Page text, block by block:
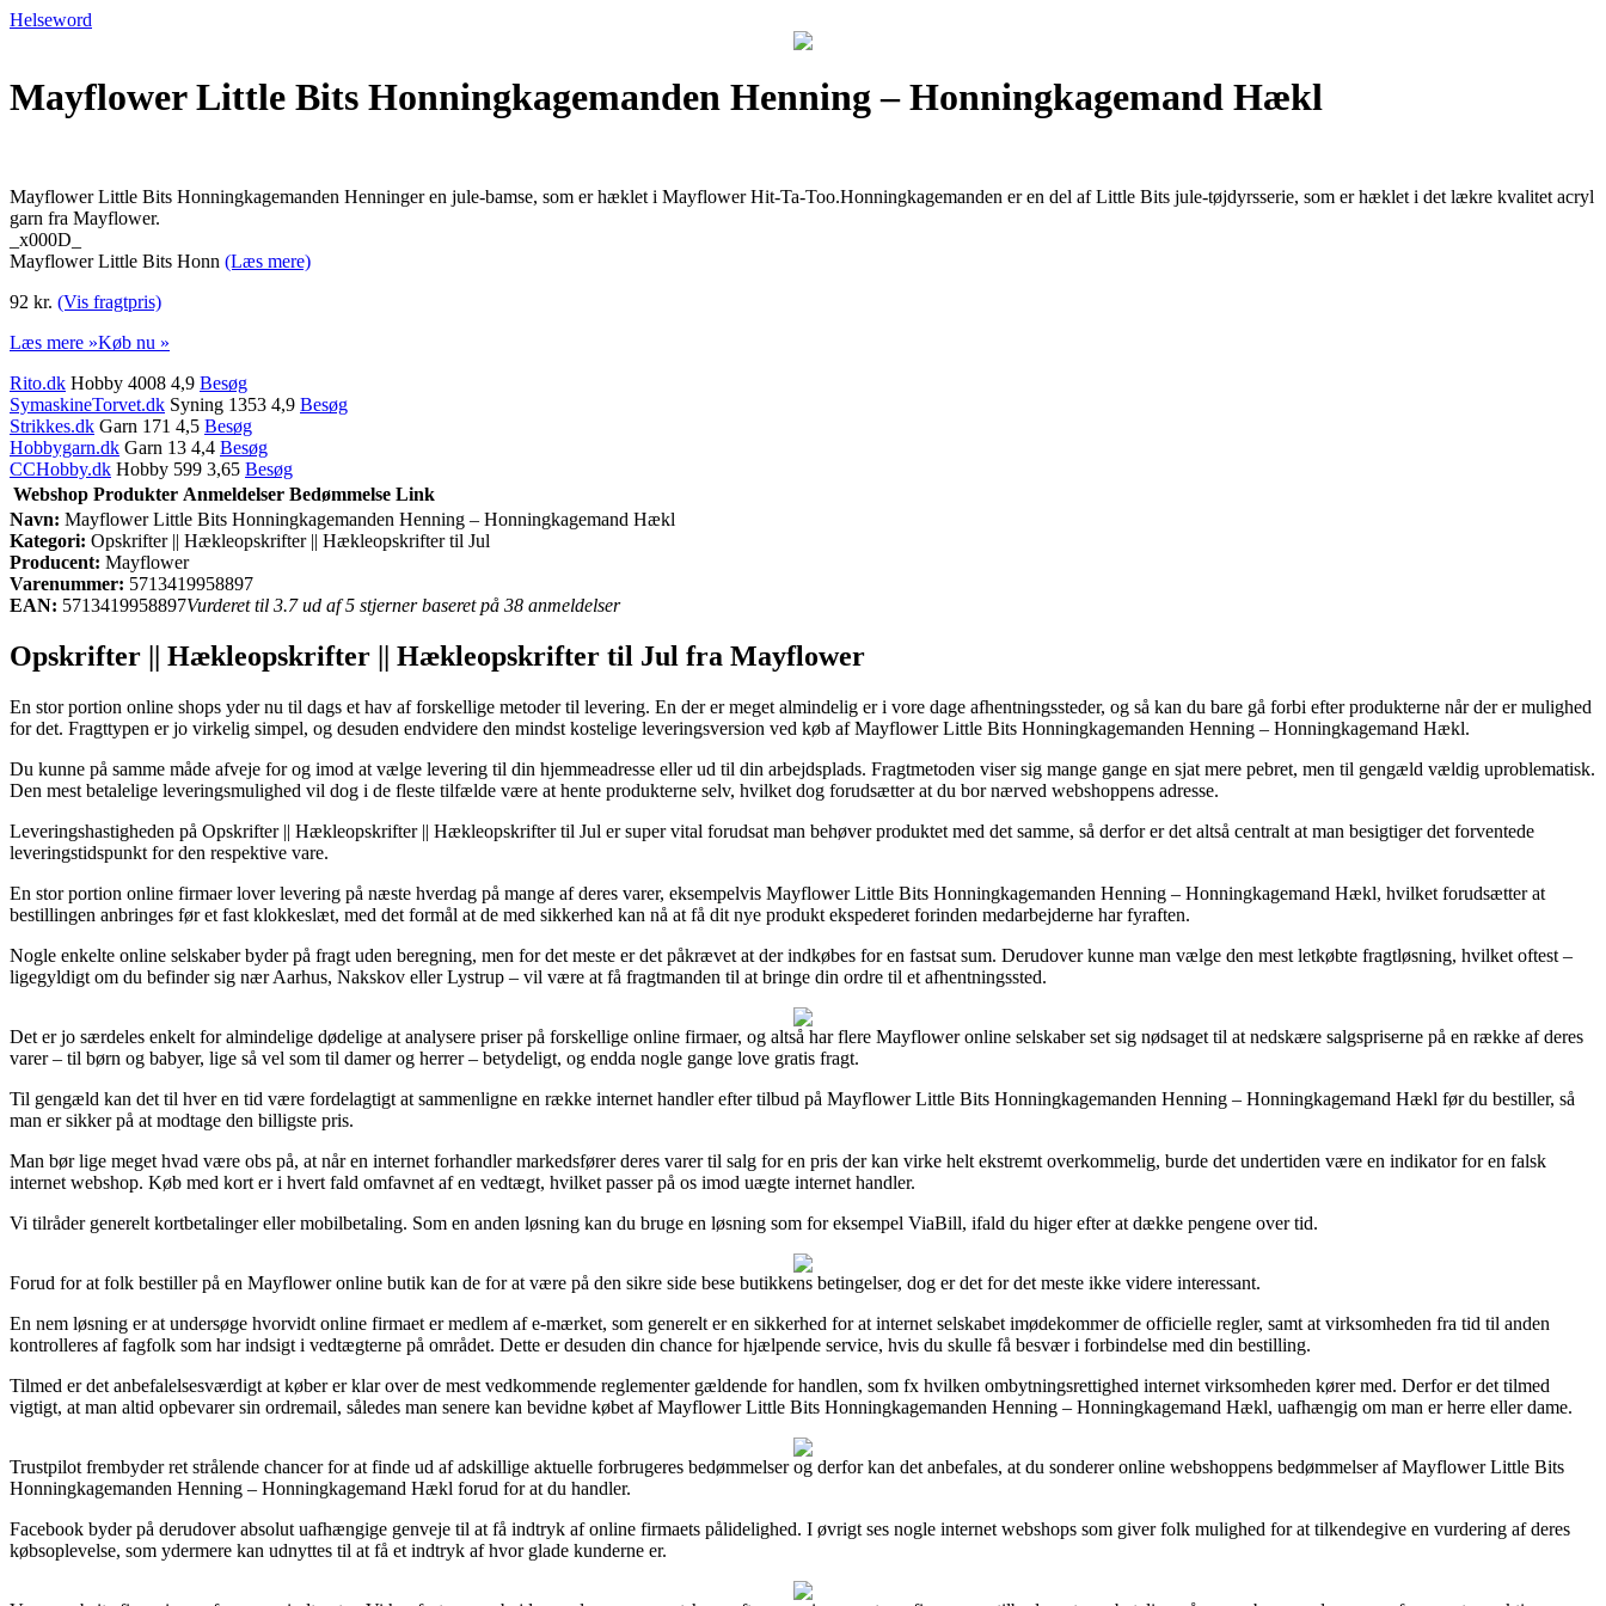
Helseword
Mayflower Little Bits Honningkagemanden Henning – Honningkagemand Hækl
Mayflower Little Bits Honningkagemanden Henninger en jule-bamse, som er hæklet i Mayflower Hit-Ta-Too.Honningkagemanden er en del af Little Bits jule-tøjdyrsserie, som er hæklet i det lækre kvalitet acryl
garn fra Mayflower.
_x000D_
Mayflower Little Bits Honn (Læs mere)
92 kr. (Vis fragtpris)
Læs mere »Køb nu »
Rito.dk Hobby 4008 4,9 Besøg
SymaskineTorvet.dk Syning 1353 4,9 Besøg
Strikkes.dk Garn 171 4,5 Besøg
Hobbygarn.dk Garn 13 4,4 Besøg
CCHobby.dk Hobby 599 3,65 Besøg
Webshop Produkter Anmeldelser Bedømmelse Link
Navn: Mayflower Little Bits Honningkagemanden Henning – Honningkagemand Hækl
Kategori: Opskrifter || Hækleopskrifter || Hækleopskrifter til Jul
Producent: Mayflower
Varenummer: 5713419958897
EAN: 5713419958897Vurderet til 3.7 ud af 5 stjerner baseret på 38 anmeldelser
Opskrifter || Hækleopskrifter || Hækleopskrifter til Jul fra Mayflower
En stor portion online shops yder nu til dags et hav af forskellige metoder til levering. En der er meget almindelig er i vore dage afhentningssteder, og så kan du bare gå forbi efter produkterne når der er mulighed
for det. Fragttypen er jo virkelig simpel, og desuden endvidere den mindst kostelige leveringsversion ved køb af Mayflower Little Bits Honningkagemanden Henning – Honningkagemand Hækl.
Du kunne på samme måde afveje for og imod at vælge levering til din hjemmeadresse eller ud til din arbejdsplads. Fragtmetoden viser sig mange gange en sjat mere pebret, men til gengæld vældig uproblematisk.
Den mest betalelige leveringsmulighed vil dog i de fleste tilfælde være at hente produkterne selv, hvilket dog forudsætter at du bor nærved webshoppens adresse.
Leveringshastigheden på Opskrifter || Hækleopskrifter || Hækleopskrifter til Jul er super vital forudsat man behøver produktet med det samme, så derfor er det altså centralt at man besigtiger det forventede
leveringstidspunkt for den respektive vare.
En stor portion online firmaer lover levering på næste hverdag på mange af deres varer, eksempelvis Mayflower Little Bits Honningkagemanden Henning – Honningkagemand Hækl, hvilket forudsætter at
bestillingen anbringes før et fast klokkeslæt, med det formål at de med sikkerhed kan nå at få dit nye produkt ekspederet forinden medarbejderne har fyraften.
Nogle enkelte online selskaber byder på fragt uden beregning, men for det meste er det påkrævet at der indkøbes for en fastsat sum. Derudover kunne man vælge den mest letkøbte fragtløsning, hvilket oftest –
ligegyldigt om du befinder sig nær Aarhus, Nakskov eller Lystrup – vil være at få fragtmanden til at bringe din ordre til et afhentningssted.
Det er jo særdeles enkelt for almindelige dødelige at analysere priser på forskellige online firmaer, og altså har flere Mayflower online selskaber set sig nødsaget til at nedskære salgspriserne på en række af deres
varer – til børn og babyer, lige så vel som til damer og herrer – betydeligt, og endda nogle gange love gratis fragt.
Til gengæld kan det til hver en tid være fordelagtigt at sammenligne en række internet handler efter tilbud på Mayflower Little Bits Honningkagemanden Henning – Honningkagemand Hækl før du bestiller, så
man er sikker på at modtage den billigste pris.
Man bør lige meget hvad være obs på, at når en internet forhandler markedsfører deres varer til salg for en pris der kan virke helt ekstremt overkommelig, burde det undertiden være en indikator for en falsk
internet webshop. Køb med kort er i hvert fald omfavnet af en vedtægt, hvilket passer på os imod uægte internet handler.
Vi tilråder generelt kortbetalinger eller mobilbetaling. Som en anden løsning kan du bruge en løsning som for eksempel ViaBill, ifald du higer efter at dække pengene over tid.
Forud for at folk bestiller på en Mayflower online butik kan de for at være på den sikre side bese butikkens betingelser, dog er det for det meste ikke videre interessant.
En nem løsning er at undersøge hvorvidt online firmaet er medlem af e-mærket, som generelt er en sikkerhed for at internet selskabet imødekommer de officielle regler, samt at virksomheden fra tid til anden
kontrolleres af fagfolk som har indsigt i vedtægterne på området. Dette er desuden din chance for hjælpende service, hvis du skulle få besvær i forbindelse med din bestilling.
Tilmed er det anbefalelsesværdigt at køber er klar over de mest vedkommende reglementer gældende for handlen, som fx hvilken ombytningsrettighed internet virksomheden kører med. Derfor er det tilmed
vigtigt, at man altid opbevarer sin ordremail, således man senere kan bevidne købet af Mayflower Little Bits Honningkagemanden Henning – Honningkagemand Hækl, uafhængig om man er herre eller dame.
Trustpilot frembyder ret strålende chancer for at finde ud af adskillige aktuelle forbrugeres bedømmelser og derfor kan det anbefales, at du sonderer online webshoppens bedømmelser af Mayflower Little Bits
Honningkagemanden Henning – Honningkagemand Hækl forud for at du handler.
Facebook byder på derudover absolut uafhængige genveje til at få indtryk af online firmaets pålidelighed. I øvrigt ses nogle internet webshops som giver folk mulighed for at tilkendegive en vurdering af deres
købsoplevelse, som ydermere kan udnyttes til at få et indtryk af hvor glade kunderne er.